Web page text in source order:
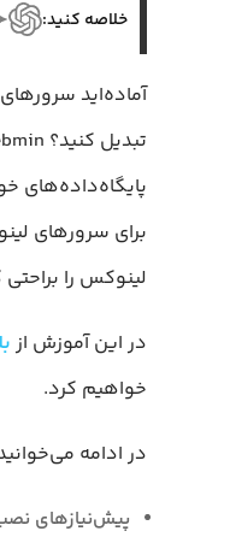
خلاصه کنید:
آماده‌اید
برای سرورهای
لینوکس را
در این آموزش از
خواهیم کرد.
در ادامه
پیش‌نیازهای